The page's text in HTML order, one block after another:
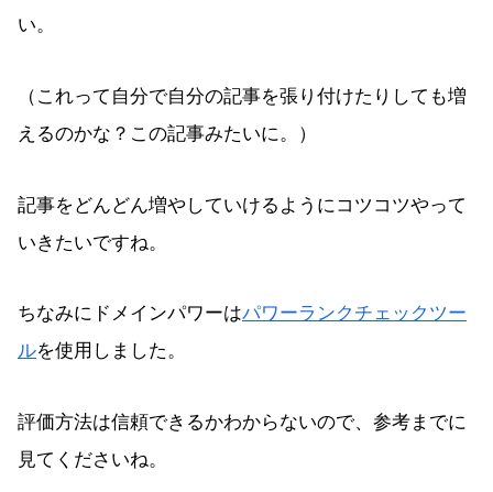
い。
（これって自分で自分の記事を張り付けたりしても増
えるのかな？この記事みたいに。）
記事をどんどん増やしていけるようにコツコツやって
いきたいですね。
ちなみにドメインパワーはパワーランクチェックツー
ルを使用しました。
評価方法は信頼できるかわからないので、参考までに
見てくださいね。